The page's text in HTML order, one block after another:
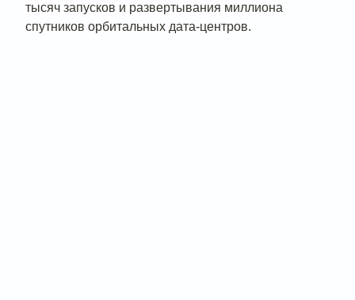
тысяч запусков и развертывания миллиона
спутников орбитальных дата-центров.